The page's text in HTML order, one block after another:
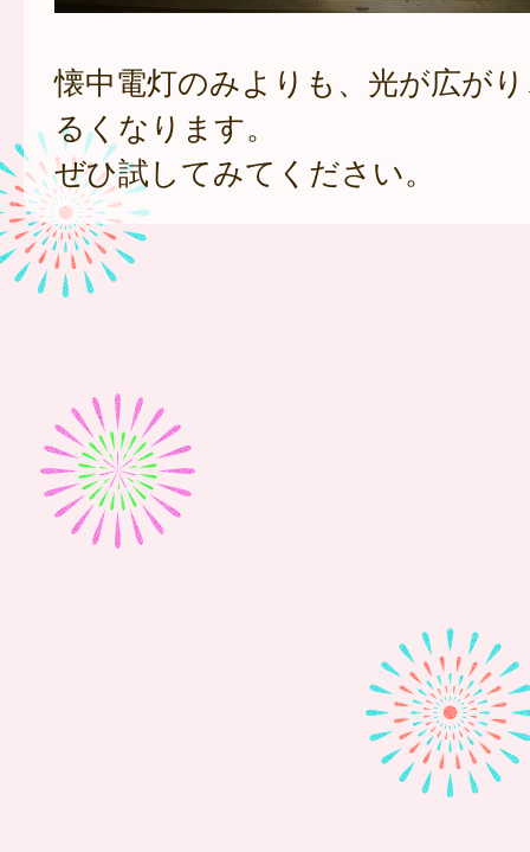
懐中電灯のみよりも、光が広が
るくなります。
ぜひ試してみてください。